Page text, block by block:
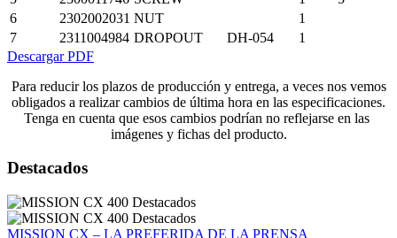
6
2302002031 NUT
1
7
2311004984 DROPOUT DH-054
1
Descargar PDF
Para reducir los plazos de producción y entrega, a veces nos vemos
obligados a realizar cambios de última hora en las especificaciones.
Tenga en cuenta que esos cambios podrían no reflejarse en las
imágenes y fichas del producto.
Destacados
MISSION CX – LA PREFERIDA DE LA PRENSA